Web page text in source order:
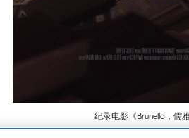
纪录电影《Brunello，儒